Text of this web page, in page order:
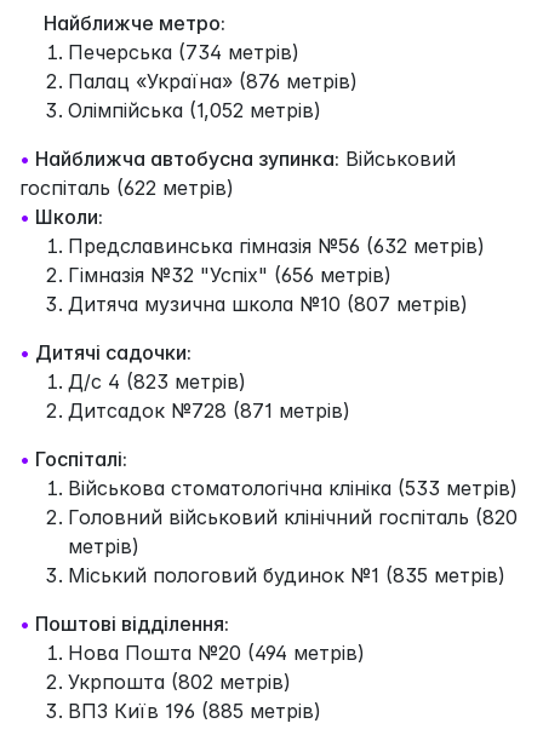
Найближче метро:
Печерська (734 метрів)
Палац «Україна» (876 метрів)
Олімпійська (1,052 метрів)
• Найближча автобусна зупинка: Військовий
госпіталь (622 метрів)
• Школи:
Предславинська гімназія №56 (632 метрів)
Гімназія №32 "Успіх" (656 метрів)
Дитяча музична школа №10 (807 метрів)
• Дитячі садочки:
Д/с 4 (823 метрів)
Дитсадок №728 (871 метрів)
• Госпіталі:
Військова стоматологічна клініка (533 метрів)
Головний військовий клінічний госпіталь (820
метрів)
Міський пологовий будинок №1 (835 метрів)
• Поштові відділення:
Нова Пошта №20 (494 метрів)
Укрпошта (802 метрів)
ВПЗ Київ 196 (885 метрів)